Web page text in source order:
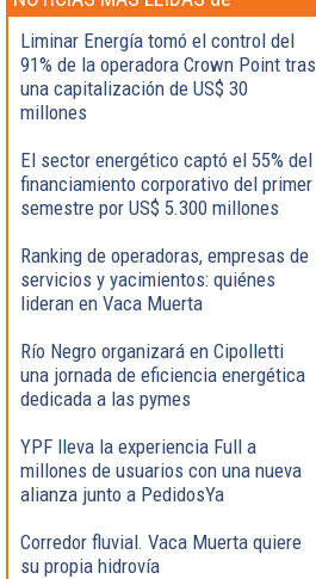
Actualidad
Liminar Energía tomó el control del
91% de la operadora Crown Point tras
una capitalización de US$ 30
millones
El sector energético captó el 55% del
financiamiento corporativo del primer
semestre por US$ 5.300 millones
Ranking de operadoras, empresas de
servicios y yacimientos: quiénes
lideran en Vaca Muerta
Río Negro organizará en Cipolletti
una jornada de eficiencia energética
dedicada a las pymes
YPF lleva la experiencia Full a
millones de usuarios con una nueva
alianza junto a PedidosYa
Corredor fluvial. Vaca Muerta quiere
su propia hidrovía